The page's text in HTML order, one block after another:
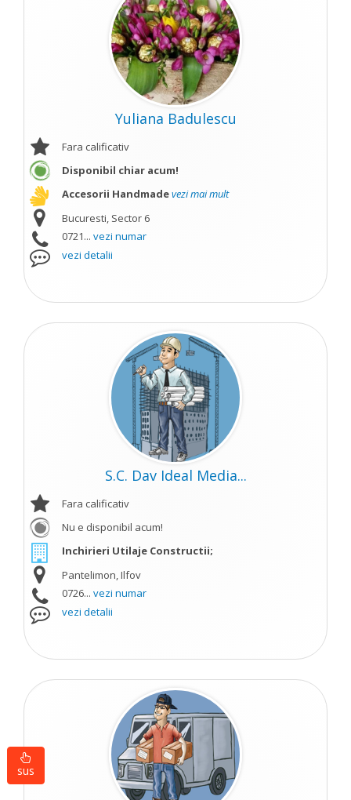
Yuliana Badulescu
Fara calificativ
Disponibil chiar acum!
Accesorii Handmadevezi mai mult
Bucuresti, Sector 6
0721... vezi numar
vezi detalii
S.C. Dav Ideal Media...
Fara calificativ
Nu e disponibil acum!
Inchirieri Utilaje Constructii;
Pantelimon, Ilfov
0726... vezi numar
vezi detalii
sus